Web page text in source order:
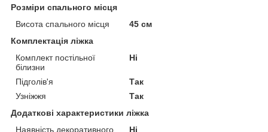
Розміри спального місця
Висота спального місця
45 см
Комплектація ліжка
Комплект постільної
білизни
Ні
Підголів'я
Так
Узніжжя
Так
Додаткові характеристики ліжка
Наявність декоративного
Ні